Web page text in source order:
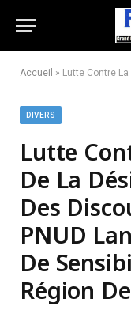
Accueil » Lutte Contre La Propagation De La
DIVERS
Lutte
De La
Des
PNUD
De
Région